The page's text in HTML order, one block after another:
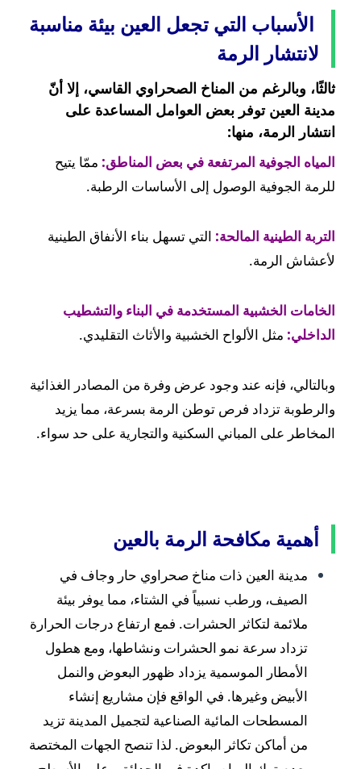
الأسباب التي تجعل العين بيئة مناسبة
لانتشار الرمة
ثالثًا، وبالرغم من المناخ الصحراوي القاسي، إلا أنّ
مدينة العين توفر بعض العوامل المساعدة على
انتشار الرمة، منها:
المياه الجوفية المرتفعة في بعض المناطق: ممّا يتيح
للرمة الجوفية الوصول إلى الأساسات الرطبة.
التربة الطينية المالحة: التي تسهل بناء الأنفاق الطينية
لأعشاش الرمة.
الخامات الخشبية المستخدمة في البناء والتشطيب
الداخلي: مثل الألواح الخشبية والأثاث التقليدي.
وبالتالي، فإنه عند وجود عرض وفرة من المصادر الغذائية
والرطوبة تزداد فرص توطن الرمة بسرعة، مما يزيد
المخاطر على المباني السكنية والتجارية على حد سواء.
أهمية مكافحة الرمة بالعين
مدينة العين ذات مناخ صحراوي حار وجاف في
الصيف، ورطب نسبياً في الشتاء، مما يوفر بيئة
ملائمة لتكاثر الحشرات. فمع ارتفاع درجات الحرارة
تزداد سرعة نمو الحشرات ونشاطها، ومع هطول
الأمطار الموسمية يزداد ظهور البعوض والنمل
الأبيض وغيرها. في الواقع فإن مشاريع إنشاء
المسطحات المائية الصناعية لتجميل المدينة تزيد
من أماكن تكاثر البعوض. لذا تنصح الجهات المختصة